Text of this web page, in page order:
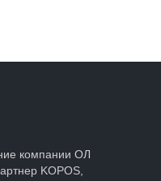
компании ОЛ
KOPOS,